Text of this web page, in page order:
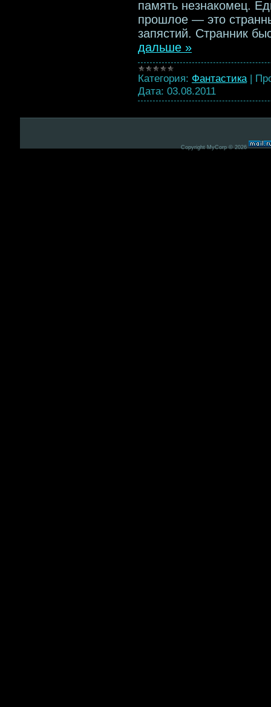
память незнакомец.
прошлое — это
запястий. Странник
дальше »
Категория: Фантастика |
Дата: 03.08.2011
Copyright MyCorp © 2026